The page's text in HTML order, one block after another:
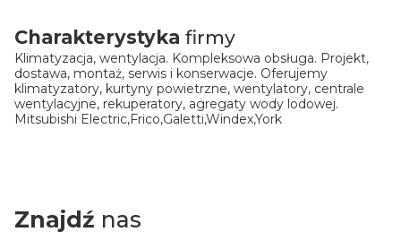
Charakterystyka firmy
Klimatyzacja, wentylacja. Kompleksowa obsługa. Projekt,
dostawa, montaż, serwis i konserwacje. Oferujemy
klimatyzatory, kurtyny powietrzne, wentylatory, centrale
wentylacyjne, rekuperatory, agregaty wody lodowej.
Mitsubishi Electric,Frico,Galetti,Windex,York
Znajdź nas